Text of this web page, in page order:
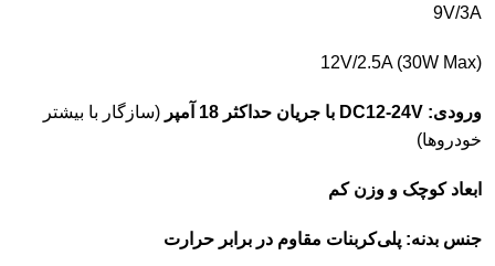
9V/3A
12V/2.5A (30W Max)
ورودی: DC12-24V با جریان حداکثر 18 آمپر (سازگار با بیشتر
خودروها)
ابعادکوچک و وزنکم
جنس بدنه: پلی‌کربنات مقاوم در برابر حرارت